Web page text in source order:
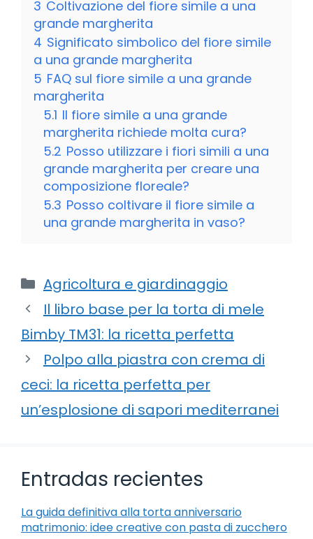
3 Coltivazione del fiore simile a una
grande margherita
4 Significato simbolico del fiore simile
a una grande margherita
5 FAQ sul fiore simile a una grande
margherita
5.1 Il fiore simile a una grande
margherita richiede molta cura?
5.2 Posso utilizzare i fiori simili a una
grande margherita per creare una
composizione floreale?
5.3 Posso coltivare il fiore simile a
una grande margherita in vaso?
Categorie
Agricoltura e giardinaggio
Il libro base per la torta di mele
Bimby TM31: la ricetta perfetta
Polpo alla piastra con crema di
ceci: la ricetta perfetta per
un’esplosione di sapori mediterranei
Entradas recientes
La guida definitiva alla torta anniversario
matrimonio: idee creative con pasta di zucchero